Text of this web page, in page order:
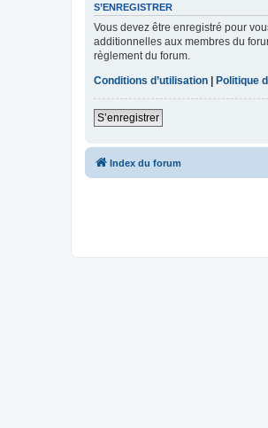
S’ENREGISTRER
Vous devez être enregistré pour
additionnelles aux membres du
règlement du forum.
Conditions d’utilisation
Politique
S’enregistrer
Index du forum